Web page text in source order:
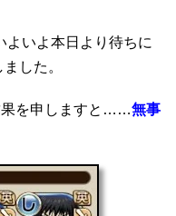
よいよ本日より待ちに
した。
果を申しますと……無事